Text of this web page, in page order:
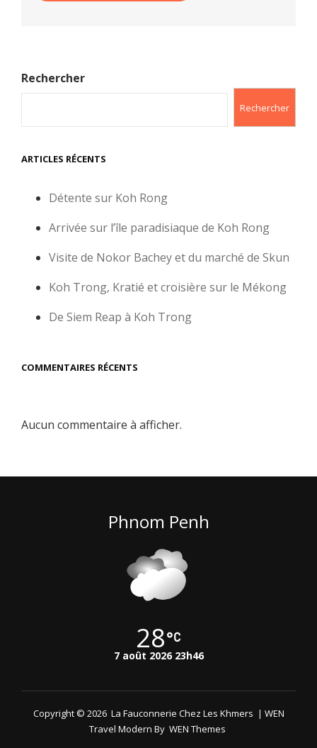
Rechercher
Rechercher
ARTICLES RÉCENTS
Détente sur Koh Rong
Arrivée sur l’île paradisiaque de Koh Rong
Visite de Nokor Bachey et du marché de Skun
Koh Trong, Kratié et croisière sur le Mékong
De Siem Reap à Koh Trong
COMMENTAIRES RÉCENTS
Aucun commentaire à afficher.
Phnom Penh
28
7 août 2026 23h46
Copyright © 2026 La Fauconnerie Chez Les Khmers | WEN
Travel Modern By WEN Themes